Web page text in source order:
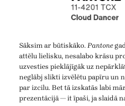
Sāksim ar būtiskāko. Pantone
attēlu lielisku, nesalabo krāsu
uzvesties pieklājīgāk uz
neglābj slikti izvēlētu papīru un
par izcilu. Bet tā izskatās labi
prezentācijā — it īpaši, ja slaidā